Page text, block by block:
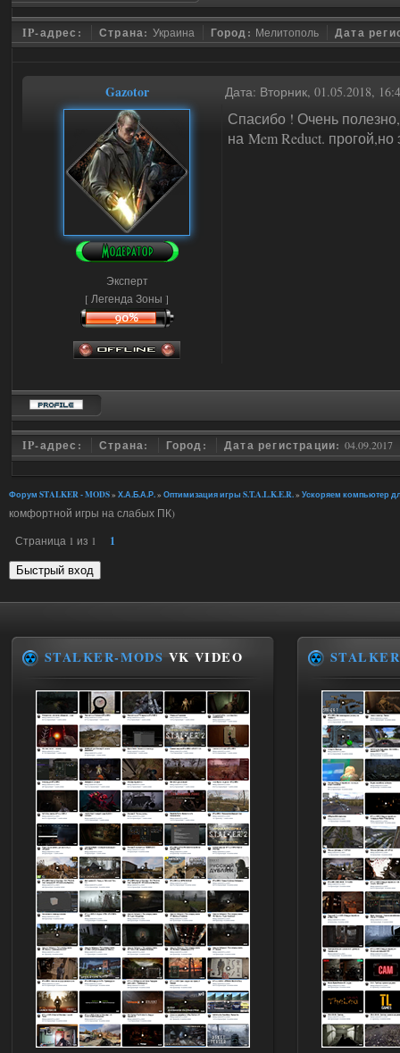
IP-адрес: Страна: Украина Город: Мелитополь Дата
Gazotor Дата: Вторник, 01.05.2018,
Эксперт
[ Легенда Зоны ]
Спасибо ! Очень
на Mem Reduct.
IP-адрес: Страна: Город: Дата регистрации: 04.09.2017
Форум STALKER - MODS» Х.А.Б.А.Р.» Оптимизация игры S.T.A.L.K.E.R.» Ускоряем компьютер
комфортной игры на слабых ПК)
Страница 1 из 1 1
STALKER-MODS VK VIDEO